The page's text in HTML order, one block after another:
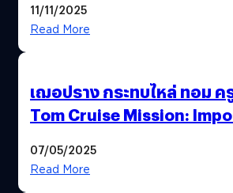
11/11/2025
Read More
เฌอปราง กระทบไหล่ ทอม ค
Tom Cruise Mission:
Premiere
07/05/2025
Read More